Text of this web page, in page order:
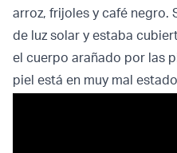
arroz, frijoles y café negro.
de luz solar y estaba
el cuerpo arañado por las
piel está en muy mal